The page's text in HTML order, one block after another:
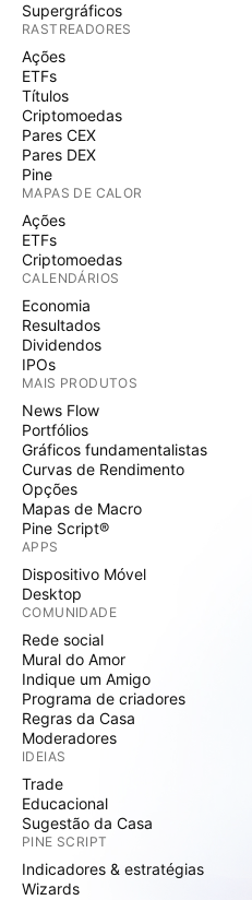
Supergráficos
RASTREADORES
Ações
ETFs
Títulos
Criptomoedas
Pares CEX
Pares DEX
Pine
MAPAS DE CALOR
Ações
ETFs
Criptomoedas
CALENDÁRIOS
Economia
Resultados
Dividendos
IPOs
MAIS PRODUTOS
News Flow
Portfólios
Gráficos fundamentalistas
Curvas de Rendimento
Opções
Mapas de Macro
Pine Script®
APPS
Dispositivo Móvel
Desktop
COMUNIDADE
Rede social
Mural do Amor
Indique um Amigo
Programa de criadores
Regras da Casa
Moderadores
IDEIAS
Trade
Educacional
Sugestão da Casa
PINE SCRIPT
Indicadores & estratégias
Wizards